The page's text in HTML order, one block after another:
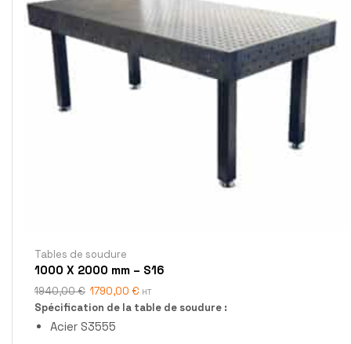
Tables de soudure
1000 X 2000 mm – S16
1940,00€ 1790,00 € HT
Spécification de la table de soudure :
Acier S3555